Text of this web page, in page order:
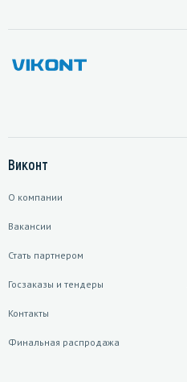
Виконт
О компании
Вакансии
Стать партнером
Госзаказы и тендеры
Контакты
Финальная распродажа